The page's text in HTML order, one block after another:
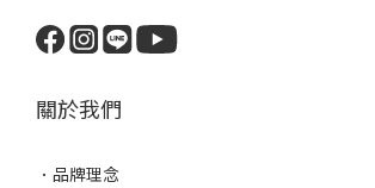
關於我們
． 品牌理念